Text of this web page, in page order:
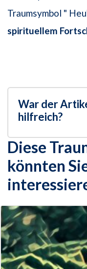
Traumsymbol "
spirituellem
War der
hilfreich?
Diese
könnten